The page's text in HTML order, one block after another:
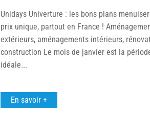
Unidays Univerture : les bons plans
prix unique, partout en France !
extérieurs, aménagements intérieurs,
construction Le mois de janvier est la
idéale...
En savoir +